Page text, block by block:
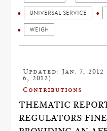
UNIVERSAL SERVICE
WEIGH
Updated: Jan. 7,
6, 2012)
Contributions
THEMATIC
REGULATORS